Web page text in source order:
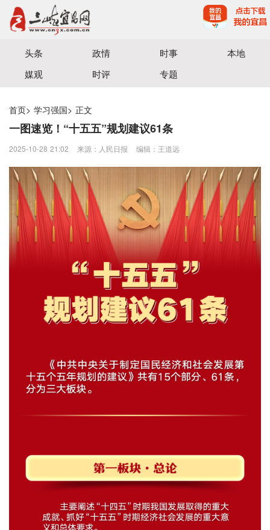
宜昌三峡融媒体中心主办
头条 政情 时事
本地
媒观
时评 专题
首页> 学习强国> 正文
一图速览！“十五五”规划建议61条
2025-10-28 21:02 来源：人民日报 编辑：王道远